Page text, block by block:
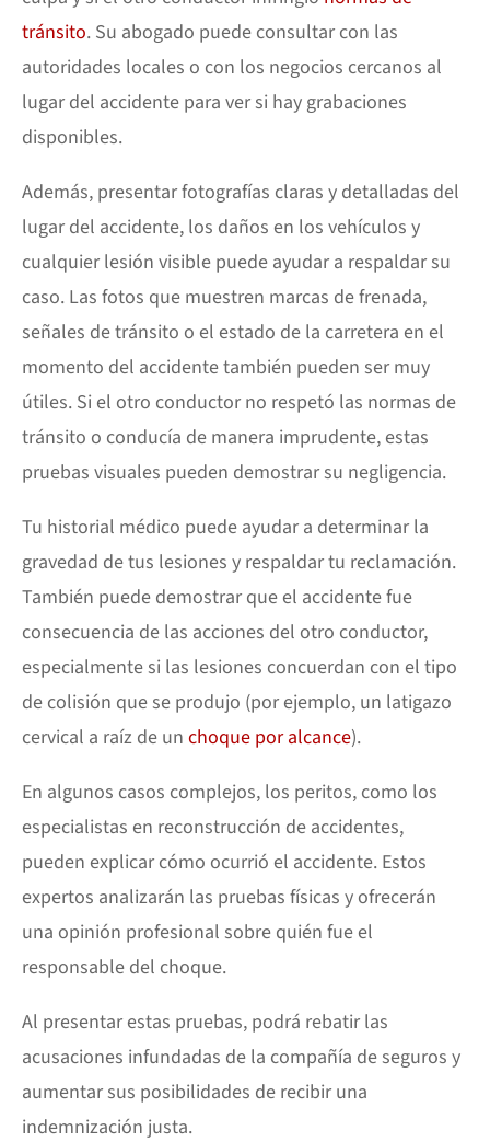
tránsito. Su abogado puede consultar con las
autoridades locales o con los negocios cercanos al
lugar del accidente para ver si hay grabaciones
disponibles.
Además, presentar fotografías claras y detalladas del
lugar del accidente, los daños en los vehículos y
cualquier lesión visible puede ayudar a respaldar su
caso. Las fotos que muestren marcas de frenada,
señales de tránsito o el estado de la carretera en el
momento del accidente también pueden ser muy
útiles. Si el otro conductor no respetó las normas de
tránsito o conducía de manera imprudente, estas
pruebas visuales pueden demostrar su negligencia.
Tu historial médico puede ayudar a determinar la
gravedad de tus lesiones y respaldar tu reclamación.
También puede demostrar que el accidente fue
consecuencia de las acciones del otro conductor,
especialmente si las lesiones concuerdan con el tipo
de colisión que se produjo (por ejemplo, un latigazo
cervical a raíz de un choque por alcance).
En algunos casos complejos, los peritos, como los
especialistas en reconstrucción de accidentes,
pueden explicar cómo ocurrió el accidente. Estos
expertos analizarán las pruebas físicas y ofrecerán
una opinión profesional sobre quién fue el
responsable del choque.
Al presentar estas pruebas, podrá rebatir las
acusaciones infundadas de la compañía de seguros y
aumentar sus posibilidades de recibir una
indemnización justa.